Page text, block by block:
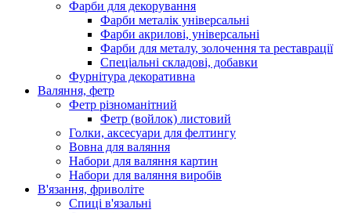
Фарби для декорування
Фарби металік універсальні
Фарби акрилові, універсальні
Фарби для металу, золочення та реставрації
Спеціальні складові, добавки
Фурнітура декоративна
Валяння, фетр
Фетр різноманітний
Фетр (войлок) листовий
Голки, аксесуари для фелтингу
Вовна для валяння
Набори для валяння картин
Набори для валяння виробів
В'язання, фриволіте
Спиці в'язальні